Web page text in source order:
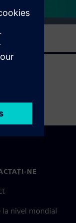
NE
la nivel mondial